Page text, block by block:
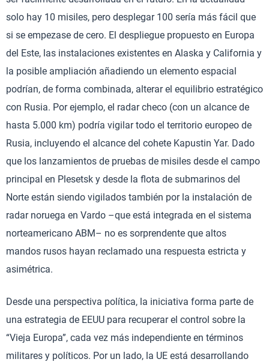
solo hay 10 misiles, pero desplegar 100 sería más fácil que
si se empezase de cero. El despliegue propuesto en Europa
del Este, las instalaciones existentes en Alaska y California y
la posible ampliación añadiendo un elemento espacial
podrían, de forma combinada, alterar el equilibrio estratégico
con Rusia. Por ejemplo, el radar checo (con un alcance de
hasta 5.000 km) podría vigilar todo el territorio europeo de
Rusia, incluyendo el alcance del cohete Kapustin Yar. Dado
que los lanzamientos de pruebas de misiles desde el campo
principal en Plesetsk y desde la flota de submarinos del
Norte están siendo vigilados también por la instalación de
radar noruega en Vardo –que está integrada en el sistema
norteamericano ABM– no es sorprendente que altos
mandos rusos hayan reclamado una respuesta estricta y
asimétrica.
Desde una perspectiva política, la iniciativa forma parte de
una estrategia de EEUU para recuperar el control sobre la
“Vieja Europa”, cada vez más independiente en términos
militares y políticos. Por un lado, la UE está desarrollando